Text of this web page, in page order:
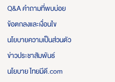
Q&A คำถามที่พบบ่อย
ข้อตกลงและเงื่อนไข
นโยบายความเป็นส่วนตัว
ข่าวประชาสัมพันธ์
นโยบาย ไทยมีดี.com